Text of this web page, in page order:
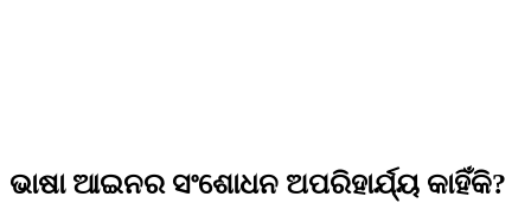
ଭାଷା ଆଇନର ସଂଶୋଧନ ଅପରିହାର୍ଯ୍ୟ କାହିଁକି?